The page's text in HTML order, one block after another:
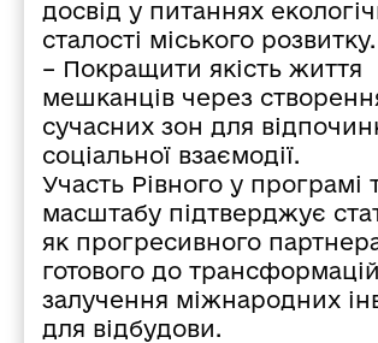
досвід у питаннях
сталості міського розвитку.
– Покращити якість життя
мешканців через
сучасних зон для
соціальної взаємодії.
Участь Рівного у програмі
масштабу підтверджує
як прогресивного
готового до
залучення міжнародних
для відбудови.